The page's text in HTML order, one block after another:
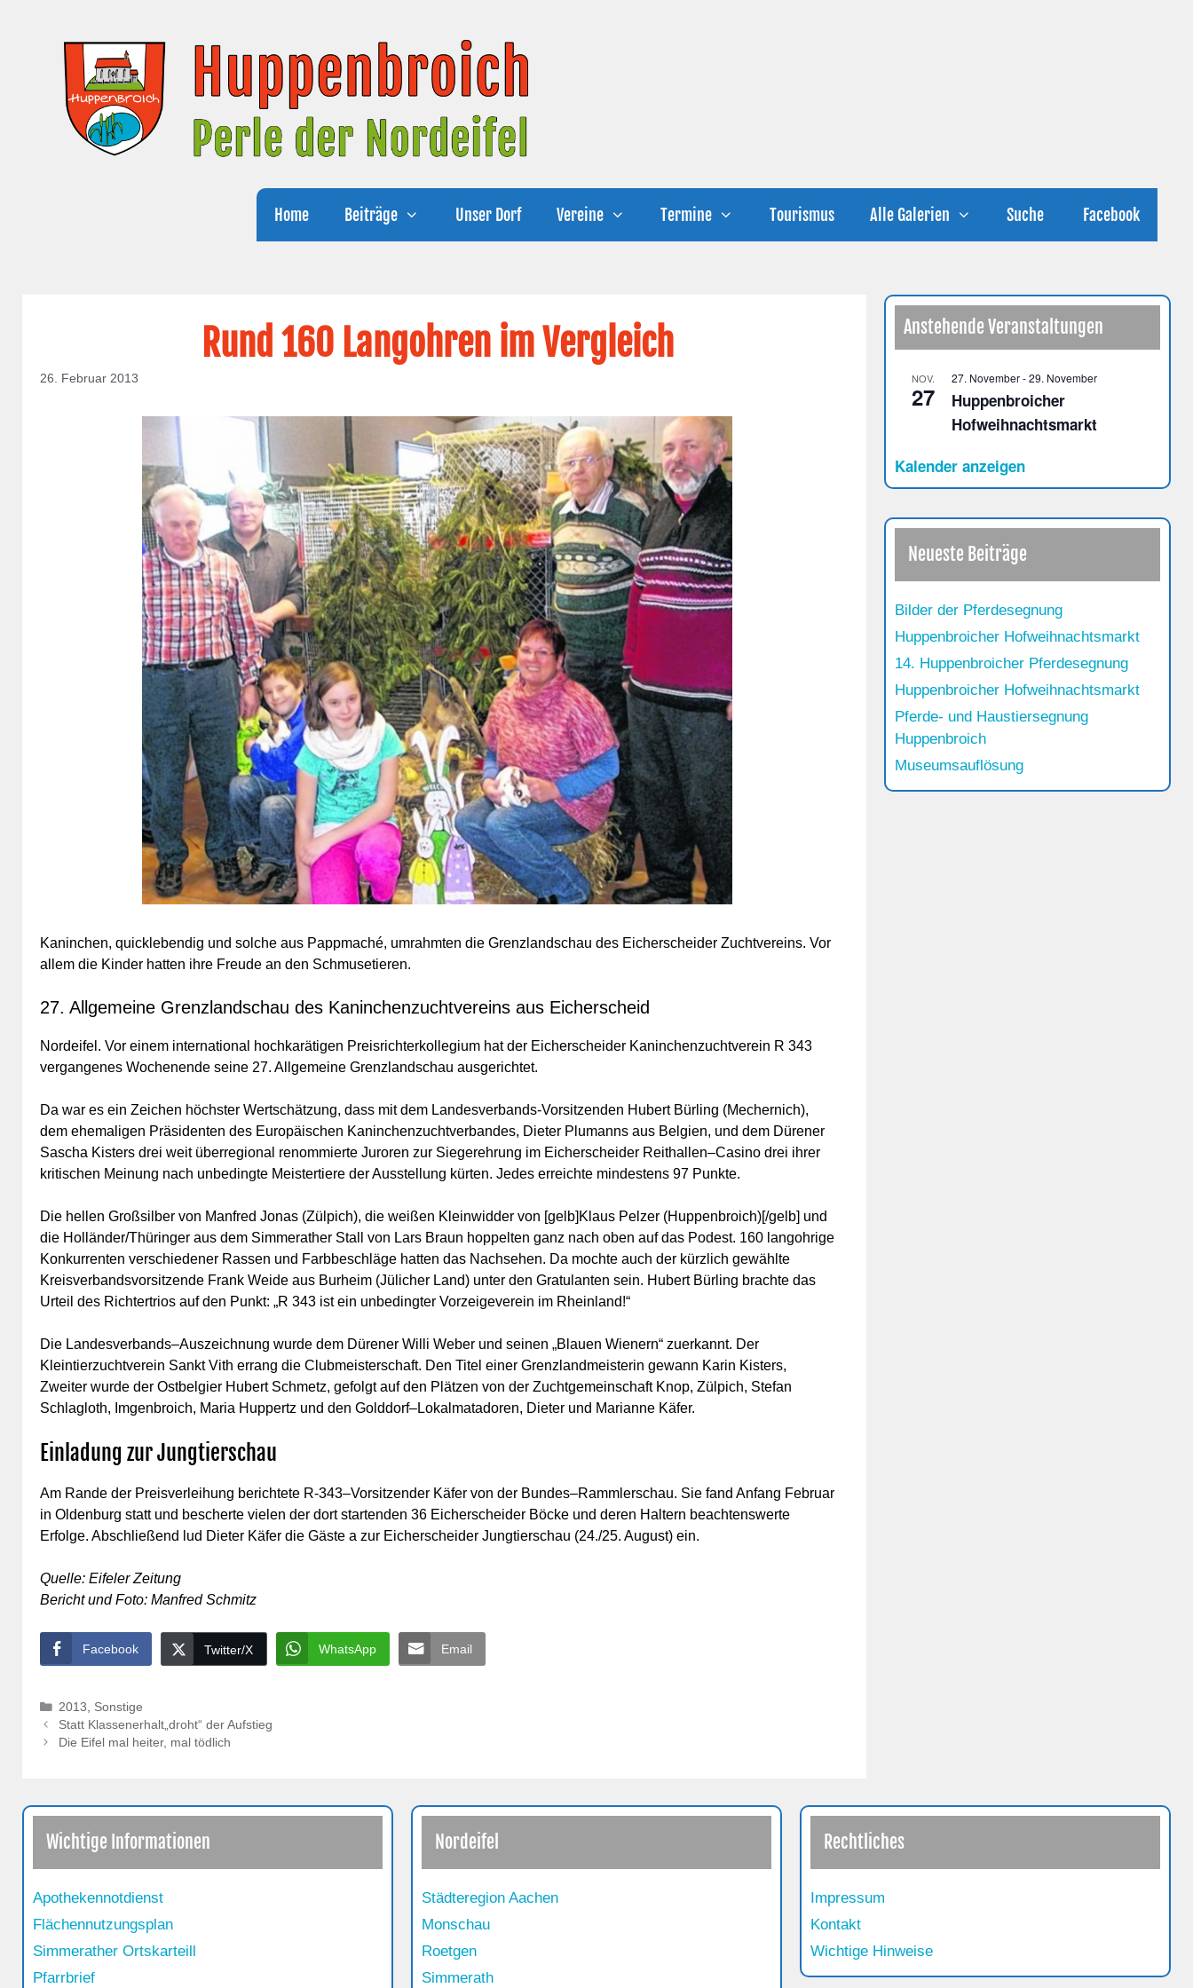
Home Beiträge Unser Dorf Vereine Termine Tourismus Alle Galerien Suche Facebook
Rund 160 Langohren im Vergleich
26. Februar 2013
Kaninchen, quicklebendig und solche aus Pappmaché, umrahmten die Grenzlandschau des Eicherscheider Zuchtvereins. Vor
allem die Kinder hatten ihre Freude an den Schmusetieren.
27. Allgemeine Grenzlandschau des Kaninchenzuchtvereins aus Eicherscheid
Nordeifel. Vor einem international hochkarätigen Preisrichterkollegium hat der Eicherscheider Kaninchenzuchtverein R 343
vergangenes Wochenende seine 27. Allgemeine Grenzlandschau ausgerichtet.
Da war es ein Zeichen höchster Wertschätzung, dass mit dem Landesverbands-Vorsitzenden Hubert Bürling (Mechernich),
dem ehemaligen Präsidenten des Europäischen Kaninchenzuchtverbandes, Dieter Plumanns aus Belgien, und dem Dürener
Sascha Kisters drei weit überregional renommierte Juroren zur Siegerehrung im Eicherscheider Reithallen–Casino drei ihrer
kritischen Meinung nach unbedingte Meistertiere der Ausstellung kürten. Jedes erreichte mindestens 97 Punkte.
Die hellen Großsilber von Manfred Jonas (Zülpich), die weißen Kleinwidder von [gelb]Klaus Pelzer (Huppenbroich)[/gelb] und
die Holländer/Thüringer aus dem Simmerather Stall von Lars Braun hoppelten ganz nach oben auf das Podest. 160 langohrige
Konkurrenten verschiedener Rassen und Farbbeschläge hatten das Nachsehen. Da mochte auch der kürzlich gewählte
Kreisverbandsvorsitzende Frank Weide aus Burheim (Jülicher Land) unter den Gratulanten sein. Hubert Bürling brachte das
Urteil des Richtertrios auf den Punkt: „R 343 ist ein unbedingter Vorzeigeverein im Rheinland!“
Die Landesverbands–Auszeichnung wurde dem Dürener Willi Weber und seinen „Blauen Wienern“ zuerkannt. Der
Kleintierzuchtverein Sankt Vith errang die Clubmeisterschaft. Den Titel einer Grenzlandmeisterin gewann Karin Kisters,
Zweiter wurde der Ostbelgier Hubert Schmetz, gefolgt auf den Plätzen von der Zuchtgemeinschaft Knop, Zülpich, Stefan
Schlagloth, Imgenbroich, Maria Huppertz und den Golddorf–Lokalmatadoren, Dieter und Marianne Käfer.
Einladung zur Jungtierschau
Am Rande der Preisverleihung berichtete R-343–Vorsitzender Käfer von der Bundes–Rammlerschau. Sie fand Anfang Februar
in Oldenburg statt und bescherte vielen der dort startenden 36 Eicherscheider Böcke und deren Haltern beachtenswerte
Erfolge. Abschließend lud Dieter Käfer die Gäste a zur Eicherscheider Jungtierschau (24./25. August) ein.
Quelle: Eifeler Zeitung
Bericht und Foto: Manfred Schmitz
Facebook Twitter/X WhatsApp Email
Kategorien
2013, Sonstige
Statt Klassenerhalt„droht“ der Aufstieg
Die Eifel mal heiter, mal tödlich
Anstehende Veranstaltungen
NOV.
27
27. November-29. November
Huppenbroicher
Hofweihnachtsmarkt
Kalender anzeigen
Neueste Beiträge
Bilder der Pferdesegnung
Huppenbroicher Hofweihnachtsmarkt
14. Huppenbroicher Pferdesegnung
Huppenbroicher Hofweihnachtsmarkt
Pferde- und Haustiersegnung
Huppenbroich
Museumsauflösung
Wichtige Informationen
Apothekennotdienst
Flächennutzungsplan
Simmerather Ortskarteill
Pfarrbrief
Nordeifel
Städteregion Aachen
Monschau
Roetgen
Simmerath
Rechtliches
Impressum
Kontakt
Wichtige Hinweise